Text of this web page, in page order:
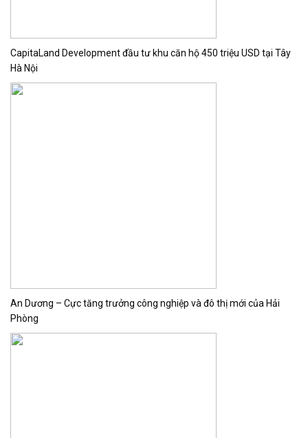
CapitaLand Development đầu tư khu căn hộ 450 triệu USD tại Tây
Hà Nội
An Dương – Cực tăng trưởng công nghiệp và đô thị mới của Hải
Phòng